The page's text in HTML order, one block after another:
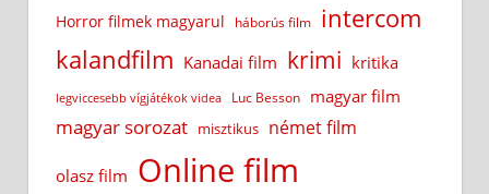
Horror filmek magyarul háborús film intercom
kalandfilm Kanadai film krimi kritika
legviccesebb vígjátékok videa Luc Besson magyar film
magyar sorozat misztikus német film
olasz film Online film